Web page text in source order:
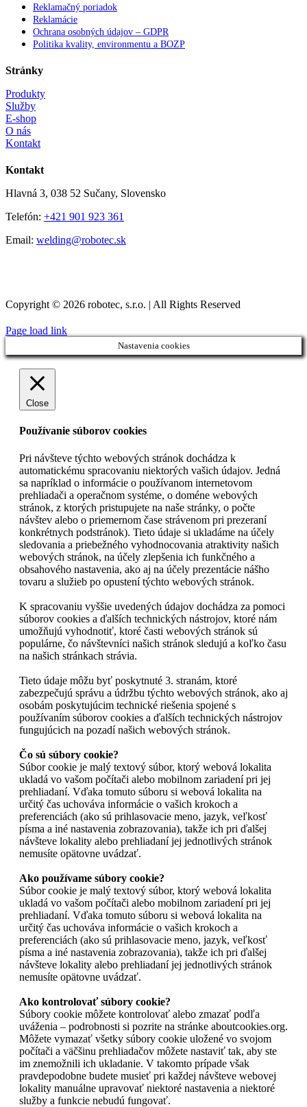
Reklamačný poriadok
Reklamácie
Ochrana osobných údajov – GDPR
Politika kvality, environmentu a BOZP
Stránky
Produkty
Služby
E-shop
O nás
Kontakt
Kontakt
Hlavná 3, 038 52 Sučany, Slovensko
Telefón: +421 901 923 361
Email: welding@robotec.sk
Copyright © 2026 robotec, s.r.o. | All Rights Reserved
Page load link
Nastavenia cookies
Close
Používanie súborov cookies
Pri návšteve týchto webových stránok dochádza k
automatickému spracovaniu niektorých vašich údajov. Jedná
sa napríklad o informácie o používanom internetovom
prehliadači a operačnom systéme, o doméne webových
stránok, z ktorých pristupujete na naše stránky, o počte
návštev alebo o priemernom čase strávenom pri prezeraní
konkrétnych podstránok). Tieto údaje si ukladáme na účely
sledovania a priebežného vyhodnocovania atraktivity našich
webových stránok, na účely zlepšenia ich funkčného a
obsahového nastavenia, ako aj na účely prezentácie nášho
tovaru a služieb po opustení týchto webových stránok.
K spracovaniu vyššie uvedených údajov dochádza za pomoci
súborov cookies a ďalších technických nástrojov, ktoré nám
umožňujú vyhodnotiť, ktoré časti webových stránok sú
populárne, čo návštevníci našich stránok sledujú a koľko času
na našich stránkach strávia.
Tieto údaje môžu byť poskytnuté 3. stranám, ktoré
zabezpečujú správu a údržbu týchto webových stránok, ako aj
osobám poskytujúcim technické riešenia spojené s
používaním súborov cookies a ďalších technických nástrojov
fungujúcich na pozadí našich webových stránok.
Čo sú súbory cookie?
Súbor cookie je malý textový súbor, ktorý webová lokalita
ukladá vo vašom počítači alebo mobilnom zariadení pri jej
prehliadaní. Vďaka tomuto súboru si webová lokalita na
určitý čas uchováva informácie o vašich krokoch a
preferenciách (ako sú prihlasovacie meno, jazyk, veľkosť
písma a iné nastavenia zobrazovania), takže ich pri ďalšej
návšteve lokality alebo prehliadaní jej jednotlivých stránok
nemusíte opätovne uvádzať.
Ako používame súbory cookie?
Súbor cookie je malý textový súbor, ktorý webová lokalita
ukladá vo vašom počítači alebo mobilnom zariadení pri jej
prehliadaní. Vďaka tomuto súboru si webová lokalita na
určitý čas uchováva informácie o vašich krokoch a
preferenciách (ako sú prihlasovacie meno, jazyk, veľkosť
písma a iné nastavenia zobrazovania), takže ich pri ďalšej
návšteve lokality alebo prehliadaní jej jednotlivých stránok
nemusíte opätovne uvádzať.
Ako kontrolovať súbory cookie?
Súbory cookie môžete kontrolovať alebo zmazať podľa
uváženia – podrobnosti si pozrite na stránke aboutcookies.org.
Môžete vymazať všetky súbory cookie uložené vo svojom
počítači a väčšinu prehliadačov môžete nastaviť tak, aby ste
im znemožnili ich ukladanie. V takomto prípade však
pravdepodobne budete musieť pri každej návšteve webovej
lokality manuálne upravovať niektoré nastavenia a niektoré
služby a funkcie nebudú fungovať.